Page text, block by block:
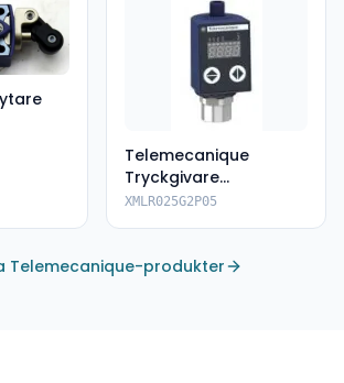
Telemecanique
Tryckgivare
XMLR025G2P05
XMLR025G2P05
Telemecanique-produkter